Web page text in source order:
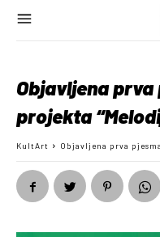
Objavljena
projekta
KultArt Objavljena prva